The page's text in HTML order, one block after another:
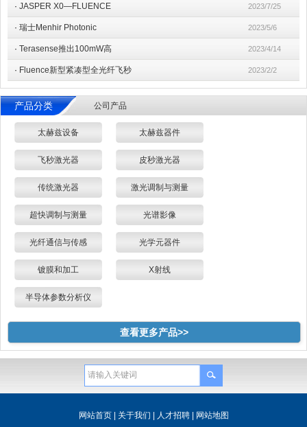
· JASPER X0—FLUENCE 2023/7/25
· 瑞士Menhir Photonic 2023/5/6
· Terasense推出100mW高 2023/4/14
· Fluence新型紧凑型全光纤飞秒 2023/2/2
产品分类 公司产品
太赫兹设备 太赫兹器件
飞秒激光器 皮秒激光器
传统激光器 激光调制与测量
超快调制与测量 光谱影像
光纤通信与传感 光学元器件
镀膜和加工 X射线
半导体参数分析仪
查看更多产品>>
网站首页| 关于我们 | 人才招聘| 网站地图